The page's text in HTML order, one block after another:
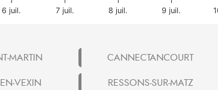
6 juil. 7 juil. 8 juil. 9 juil.
MARTIN CANNECTANCOURT
VEXIN
RESSONS-SUR-MATZ